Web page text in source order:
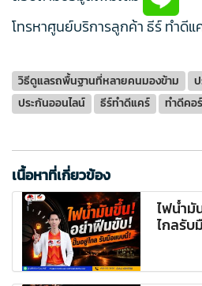
โทรหาศูนย์บริการลูกค้า ธีร์ ทำดีแ
วิธีดูแลรถพื้นฐานที่หลายคนมองข้าม
ประกันออนไลน์
ธีร์ทำดีแคร์ ทำดีคอ
เนื้อหาที่เกี่ยวข้อง
ไฟน้ำ
ไกลรับ